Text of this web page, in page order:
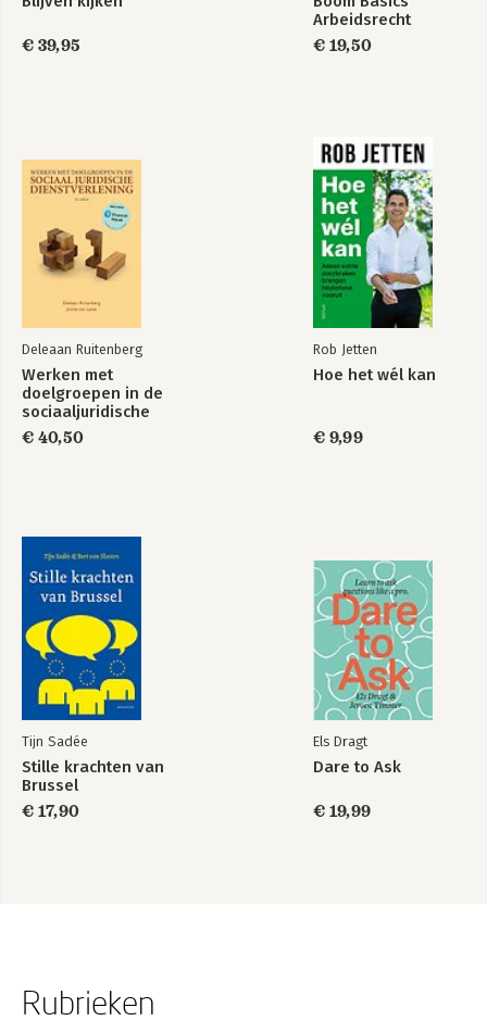
€ 39,95
Arbeidsrecht
€ 19,50
Deleaan Ruitenberg
Werken met
doelgroepen in de
sociaaljuridische
dienstverlening
€ 40,50
Rob Jetten
Hoe het wél kan
€ 9,99
Tijn Sadée
Stille krachten van
Brussel
€ 17,90
Els Dragt
Dare to Ask
€ 19,99
Rubrieken